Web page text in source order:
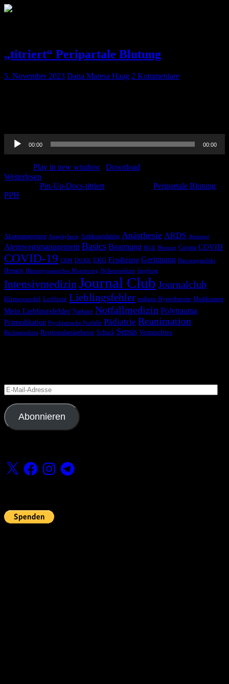
„titriert“ Peripartale Blutung
5. November 2023 Dana Maresa Haag 2 Kommentare
Audio-
Player
00:00 00:00
Play in new window
Download
Weiterlesen
Pin-Up-Docs-titriert Peripartale Blutung
PPH
Akutmanagement Anaphylaxie Antikoagulation Anästhesie ARDS Atemnot
Atemwegsmanagement Basics Beatmung BGA Blutung Corona COVID
COVID-19 CRM DOAK EKG Ernährung Gerinnung Harnwegsinfekt
Heparin Hämodynamisches Monitoring Höhenmedizin Impfung
IntensivmedizinJournal Club Journalclub
Klimawandel Leitlinie Lieblingsfehler maligne Hyperthermie Medikament
Mein Lieblingsfehler Narkose Notfallmedizin Polytrauma
Prämedikation Psychiatrische Notfälle Pädiatrie Reanimation
Rechtsmedizin Regionalanästhesie Schock Sepsis Vermischtes
E-
Mail-
Adresse
Abonnieren
X FacebookInstagramTelegram